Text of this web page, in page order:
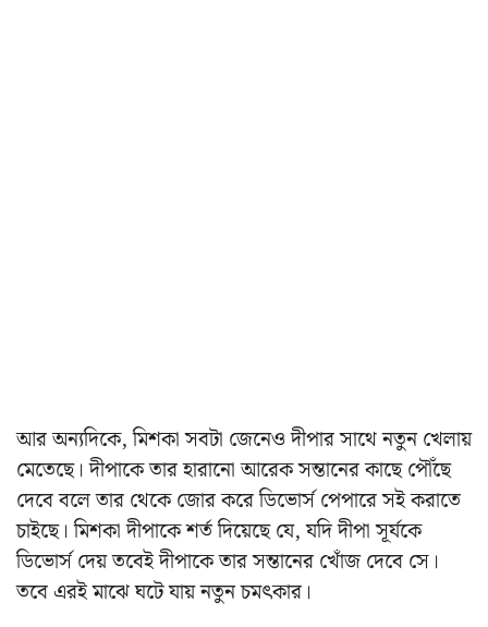
আর অন্যদিকে, মিশকা সবটা জেনেও দীপার সাথে নতুন খেলায়
মেতেছে। দীপাকে তার হারানো আরেক সন্তানের কাছে পৌঁছে
দেবে বলে তার থেকে জোর করে ডিভোর্স পেপারে সই করাতে
চাইছে। মিশকা দীপাকে শর্ত দিয়েছে যে, যদি দীপা সূর্যকে
ডিভোর্স দেয় তবেই দীপাকে তার সন্তানের খোঁজ দেবে সে।
তবে এরই মাঝে ঘটে যায় নতুন চমৎকার।